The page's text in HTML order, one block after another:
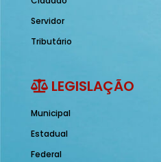
Servidor
Tributário
LEGISLAÇÃO
Municipal
Estadual
Federal